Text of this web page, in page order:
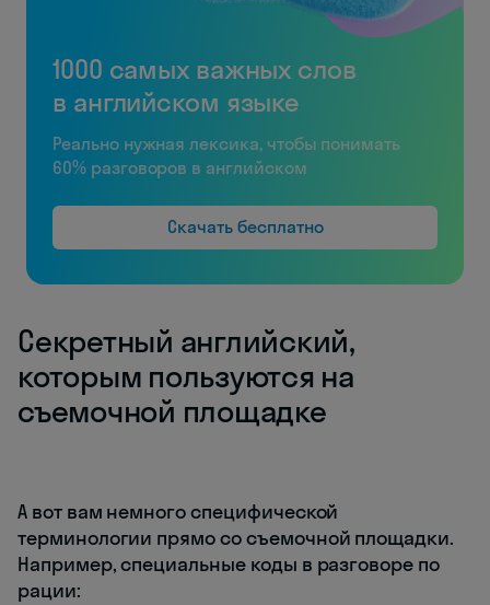
1000 самых важных слов
в английском языке
Реально нужная лексика, чтобы понимать
60% разговоров в английском
Скачать бесплатно
Секретный английский,
которым пользуются на
съемочной площадке
А вот вам немного специфической
терминологии прямо со съемочной площадки.
Например, специальные коды в разговоре по
рации: